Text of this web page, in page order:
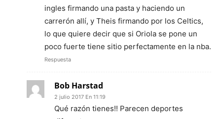
ingles firmando una pasta y haciendo un
carrerón allí, y Theis firmando por los Celtics,
lo que quiere decir que si Oriola se pone un
poco fuerte tiene sitio perfectamente en la nba.
Respuesta
Bob Harstad
2 julio 2017 En 11:19
Qué razón tienes!! Parecen deportes